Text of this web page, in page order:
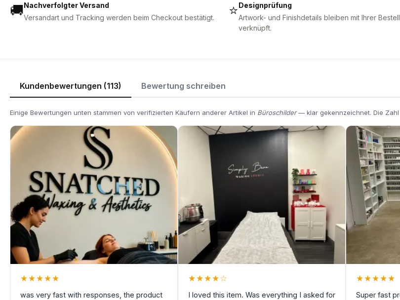
🚚Nachverfolgter Versand
Versandart und Tracking werden beim Checkout bestätigt.
⭐Designprüfung
Artwork- und Finishdetails bleiben mit Ihrer
verknüpft.
Kundenbewertungen (113) Bewertung schreiben
Einige Bewertungen unten stammen von verifizierten Käufern anderer Artikel in Büroschilder— klar gekennzeichnet. Die Zahl
★★★★★
was very fast with responses, the product
★★★★☆
I loved this item. Was everything I asked for
★★★★★
Super fast